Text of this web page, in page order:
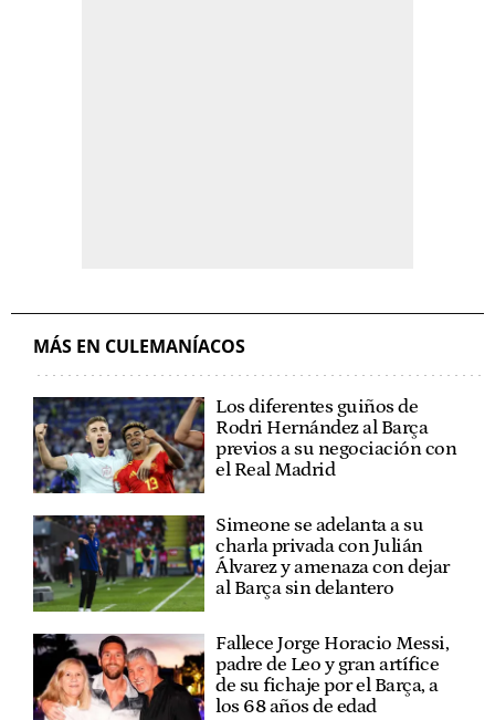
MÁS EN CULEMANÍACOS
Los diferentes guiños de
Rodri Hernández al Barça
previos a su negociación con
el Real Madrid
Simeone se adelanta a su
charla privada con Julián
Álvarez y amenaza con dejar
al Barça sin delantero
Fallece Jorge Horacio Messi,
padre de Leo y gran artífice
de su fichaje por el Barça, a
los 68 años de edad